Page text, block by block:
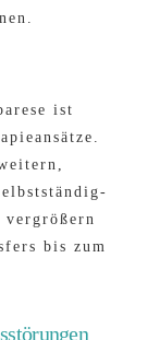
ist
bis zum